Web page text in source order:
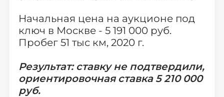
Начальная цена на аукционе под
ключ в Москве - 5 191 000 руб.
Пробег 51 тыс км, 2020 г.
Результат: ставку не подтвердили,
ориентировочная ставка 5 210 000
руб.